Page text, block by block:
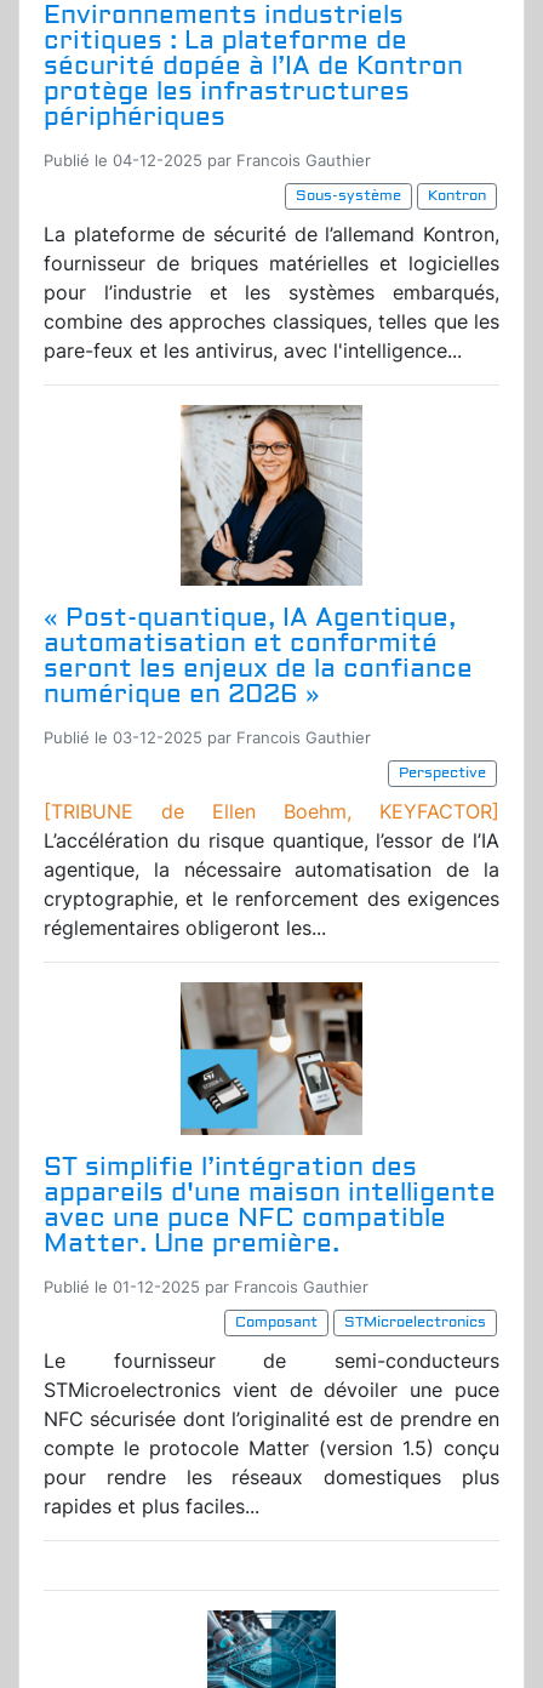
Environnements industriels
critiques : La plateforme de
sécurité dopée à l’IA de Kontron
protège les infrastructures
périphériques
Publié le 04-12-2025 par Francois Gauthier
Sous-système
Kontron
La plateforme de sécurité de l’allemand Kontron,
fournisseur de briques matérielles et logicielles
pour l’industrie et les systèmes embarqués,
combine des approches classiques, telles que les
pare-feux et les antivirus, avec l'intelligence...
« Post-quantique, IA Agentique,
automatisation et conformité
seront les enjeux de la confiance
numérique en 2026 »
Publié le 03-12-2025 par Francois Gauthier
Perspective
[TRIBUNE de Ellen Boehm, KEYFACTOR]
L’accélération du risque quantique, l’essor de l’IA
agentique, la nécessaire automatisation de la
cryptographie, et le renforcement des exigences
réglementaires obligeront les...
ST simplifie l’intégration des
appareils d'une maison intelligente
avec une puce NFC compatible
Matter. Une première.
Publié le 01-12-2025 par Francois Gauthier
Composant
STMicroelectronics
Le fournisseur de semi-conducteurs
STMicroelectronics vient de dévoiler une puce
NFC sécurisée dont l’originalité est de prendre en
compte le protocole Matter (version 1.5) conçu
pour rendre les réseaux domestiques plus
rapides et plus faciles...